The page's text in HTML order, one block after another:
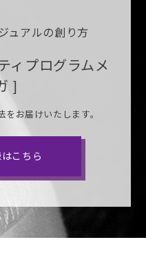
ュアルの創り方
ィプログラムメ
]
お届けいたします。
こちら